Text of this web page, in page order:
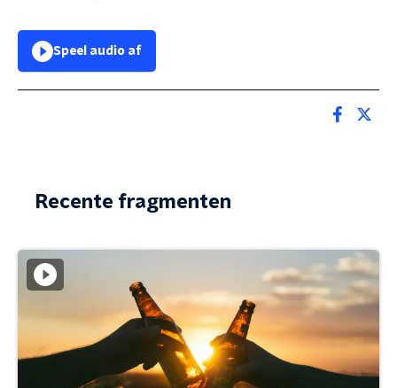
Speel audio af
Recente fragmenten